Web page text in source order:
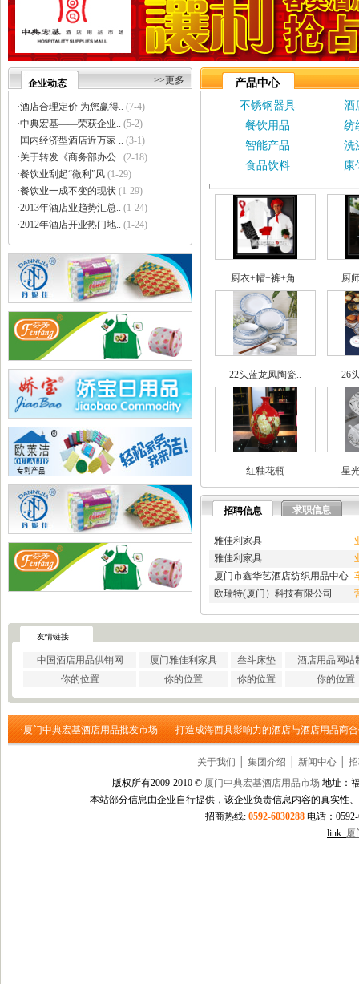
深圳市元世通电子有限公司
深圳市讯能电子有限公司
德州合丰液压机具有限公司
·泰州市多妮士机械制造有限..
·东莞市幸运（广印牌）印花..
·济南柏克电力设备有限公司
·沧州市德源钢管有限公司
·北京德诺和科技有限公司
·厦门立刻品牌策划有限公司
·巩义市天佑机械制造有限公..
厦门简氏商贸有限公司
祥辉陶瓷
上海金卢环保设备有限公司
深圳市中创国际物流有限公..
·兄弟网络公司
·海腾高修工程有限公司
深圳市讯搜科技有限公司
·如皋市久恒机械制造有限公..
· 宜居佳美家具有限公司
淄博蓝剑新材科技羟基乙腈..
·深圳市石英建材工程有限公..
武汉南瑞电气有限公司
·深圳凯旋国际旅行社有限公..
· 重庆天鹰起重机械有限公司
·宁波高新区克法拉电子科技..
·内蒙古铁骑村
·深圳市新魅影科技有限公司
·香港欧世敦集团有限公司
· 东莞市长岩润滑油有限公司
苏州朗玛过滤器材有限公司
聊城正亿金属材料有限公司
·河南省华升矿机有限公司
·高锋新颖建材（苏州）有限..
广州劲封行工程机械有限公..
巩义市瑞祥供水材料有限公..
洛阳大泉水处理设备有限公..
上海信衡电子地磅模块台秤..
·郑州大沽贸易有限公司
·东莞市立达信皮革有限公司
·深圳市元世通电子有限公司
·深圳市讯能电子有限公司
泰州市多妮士机械制造有限..
东莞市幸运（广印牌）印花..
企业动态 >>更多
·酒店合理定价 为您赢得.. (7-4)
·中典宏基——荣获企业.. (5-2)
· 国内经济型酒店近万家 .. (3-1)
·关于转发《商务部办公.. (2-18)
·餐饮业刮起“微利”风 (1-29)
·餐饮业一成不变的现状 (1-29)
·2013年酒店业趋势汇总.. (1-24)
·2012年酒店开业热门地.. (1-24)
产品中心
不锈钢器具
酒
餐饮用品
纺
智能产品
洗
食品饮料
康
厨衣+帽+裤+角.. 厨
22头蓝龙凤陶瓷.. 26
红釉花瓶 星
招聘信息 求职信息
雅佳利家具
雅佳利家具
厦门市鑫华艺酒店纺织用品中心
欧瑞特(厦门）科技有限公司
友情链接
中国酒店用品供销网 厦门雅佳利家具 叁斗床垫
酒店用品网站
你的位置
你的位置 你的位置 你的位置
·厦门中典宏基酒店用品批发市场 ---- 打造成海西具影响力的酒店与酒店用品商
关于我们 集团介绍 新闻中心│
版权所有2009-2010 © 厦门中典宏基酒店用品市场 地址：
本站部分信息由企业自行提供，该企业负责信息内容的真实性
招商热线: 0592-6030288 电话：
link: 厦